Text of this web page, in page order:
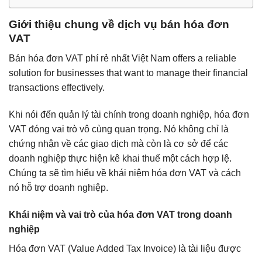
Giới thiệu chung về dịch vụ bán hóa đơn
VAT
Bán hóa đơn VAT phí rẻ nhất Việt Nam offers a reliable
solution for businesses that want to manage their financial
transactions effectively.
Khi nói đến quản lý tài chính trong doanh nghiệp, hóa đơn
VAT đóng vai trò vô cùng quan trọng. Nó không chỉ là
chứng nhận về các giao dịch mà còn là cơ sở để các
doanh nghiệp thực hiện kê khai thuế một cách hợp lệ.
Chúng ta sẽ tìm hiểu về khái niệm hóa đơn VAT và cách
nó hỗ trợ doanh nghiệp.
Khái niệm và vai trò của hóa đơn VAT trong doanh
nghiệp
Hóa đơn VAT (Value Added Tax Invoice) là tài liệu được